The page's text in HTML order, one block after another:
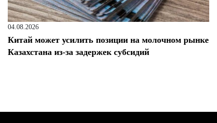
04.08.2026
Китай может усилить позиции на молочном рынке
Казахстана из-за задержек субсидий